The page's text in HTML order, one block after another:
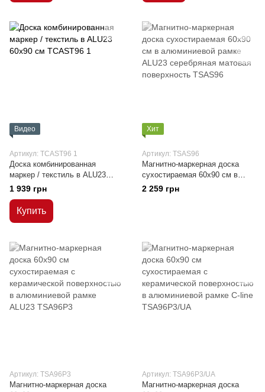
Видео
Артикул: TCAST96 1
Доска комбинированная
маркер / текстиль в ALU23
60х90 см
1 939 грн
Купить
Хит
Артикул: TSAS96
Магнитно-маркерная доска
сухостираемая 60x90 см в
алюминиевой рамке ALU23
серебряная матовая
2 259 грн
Артикул: TSA96P3
Магнитно-маркерная доска
Артикул: TSA96P3/UA
Магнитно-маркерная доска